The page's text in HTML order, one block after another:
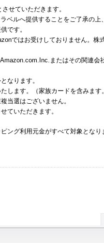
せていただきます。
ベルへ提供することをご了承の上
です。
ではお受けしておりません。株
またはその関連会
なります。
します。（家族カードを含みます
当選はございません。
ていただきます。
ング利用元金がすべて対象となり